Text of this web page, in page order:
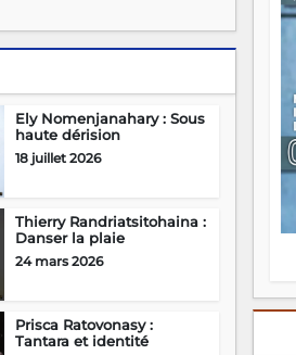
Ely Nomenjanahary : Sous
haute dérision
18 juillet 2026
Thierry Randriatsitohaina :
Danser la plaie
24 mars 2026
Prisca Ratovonasy :
Tantara et identité